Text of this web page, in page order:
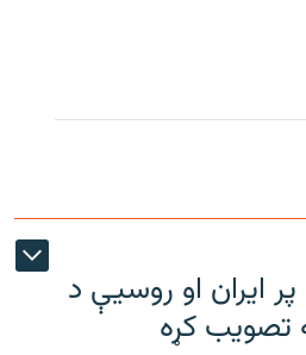
ایران او روسیې د
تصویب کړه